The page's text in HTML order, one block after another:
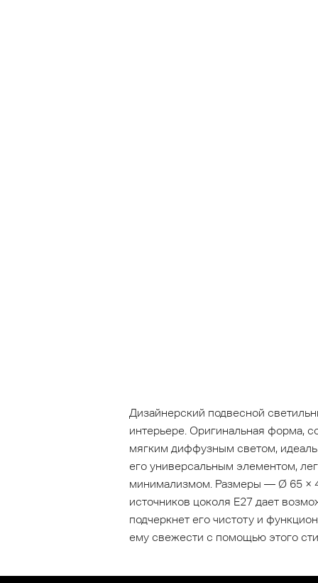
Дизайнерский подвесной
интерьере. Оригинальная форма,
мягким диффузным светом,
его универсальным элементом,
минимализмом. Размеры — Ø 65 ×
источников цоколя Е27 дает
подчеркнет его чистоту и
ему свежести с помощью этого